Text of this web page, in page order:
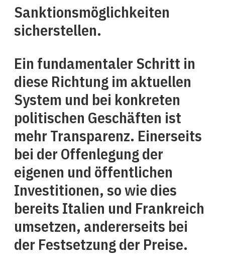
Sanktionsmöglichkeiten
sicherstellen.
Ein fundamentaler Schritt in
diese Richtung im aktuellen
System und bei konkreten
politischen Geschäften ist
mehr Transparenz. Einerseits
bei der Offenlegung der
eigenen und öffentlichen
Investitionen, so wie dies
bereits Italien und Frankreich
umsetzen, andererseits bei
der Festsetzung der Preise.